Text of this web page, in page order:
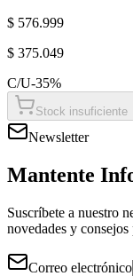
$ 576.999
$ 375.049
C/U-35%
Stock insuficiente
Newsletter
Mantente
Suscríbete a nuestro
novedades y
Correo electrónico